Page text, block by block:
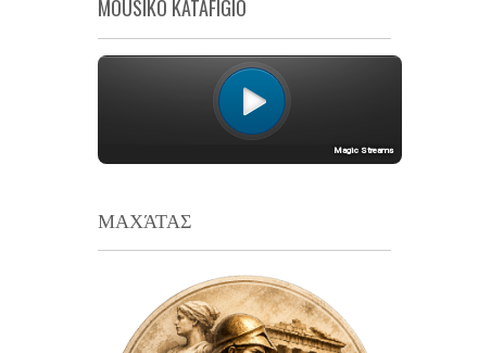
MOUSIKO KATAFIGIO
ΜΑΧΆΤΑΣ